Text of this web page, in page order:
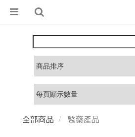
全部商品 醫藥產品